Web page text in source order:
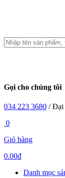
Gọi cho chúng tôi
034 223 3680 / Đại
0
Giỏ hàng
0.00đ
Danh mục